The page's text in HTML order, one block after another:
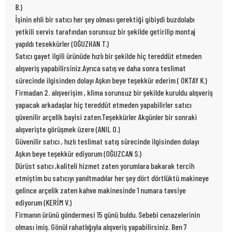
B.)
İşinin ehli bir satıcı her şey olması gerektiği gibiydi buzdolabı
yetkili servis tarafından sorunsuz bir şekilde getirilip montaj
yapıldı tesekkürler (OĞUZHAN T.)
Satıcı gayet ilgili ürünüde hızlı bir şekilde hiç tereddüt etmeden
alışveriş yapabilirsiniz.Ayrıca satış ve daha sonra teslimat
sürecinde ilgisinden dolayı Aşkın beye teşekkür ederim ( OKTAY K.)
Firmadan 2. alışverişim , klima sorunsuz bir şekilde kuruldu alışveriş
yapacak arkadaşlar hiç tereddüt etmeden yapabilirler satıcı
güvenilir arçelik bayisi zaten.Teşekkürler Akgünler bir sonraki
alışverişte görüşmek üzere (ANIL O.)
Güvenilir satıcı , hızlı teslimat satış sürecinde ilgisinden dolayı
Aşkın beye teşekkür ediyorum (OĞUZCAN S.)
Dürüst satıcı ,kaliteli hizmet zaten yorumlara bakarak tercih
etmiştim bu satıcıyı yanıltmadılar her şey dört dörtlüktü makineye
gelince arçelik zaten kahve makinesinde 1 numara tavsiye
ediyorum (KERİM V.)
Firmanın ürünü göndermesi 15 günü buldu. Sebebi cenazelerinin
olması imiş. Gönül rahatlığıyla alışveriş yapabilirsiniz. Ben 7